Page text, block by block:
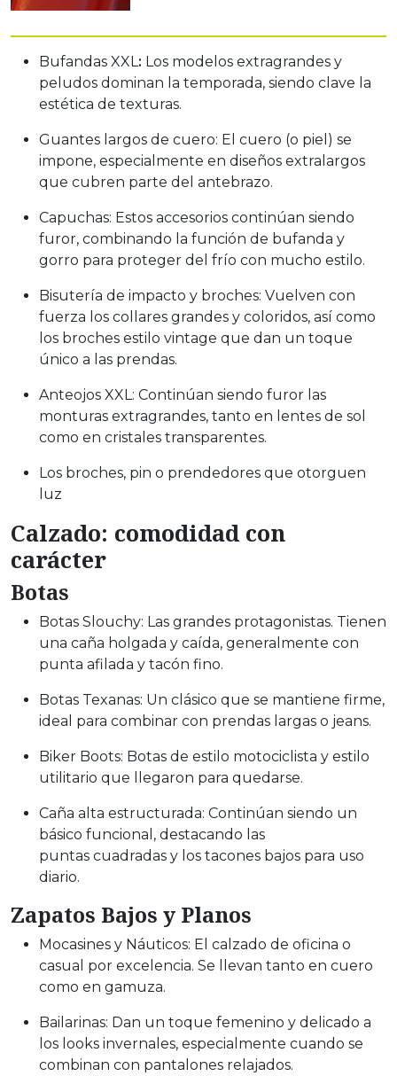
Bufandas XXL: Los modelos extragrandes y
peludos dominan la temporada, siendo clave la
estética de texturas.
Guantes largos de cuero: El cuero (o piel) se
impone, especialmente en diseños extralargos
que cubren parte del antebrazo.
Capuchas: Estos accesorios continúan siendo
furor, combinando la función de bufanda y
gorro para proteger del frío con mucho estilo.
Bisutería de impacto y broches: Vuelven con
fuerza los collares grandes y coloridos, así como
los broches estilo vintage que dan un toque
único a las prendas.
Anteojos XXL: Continúan siendo furor las
monturas extragrandes, tanto en lentes de sol
como en cristales transparentes.
Los broches, pin o prendedores que otorguen
luz
Calzado: comodidad con
carácter
Botas
Botas Slouchy: Las grandes protagonistas. Tienen
una caña holgada y caída, generalmente con
punta afilada y tacón fino.
Botas Texanas: Un clásico que se mantiene firme,
ideal para combinar con prendas largas o jeans.
Biker Boots: Botas de estilo motociclista y estilo
utilitario que llegaron para quedarse.
Caña alta estructurada: Continúan siendo un
básico funcional, destacando las
puntas cuadradas y los tacones bajos para uso
diario.
Zapatos Bajos y Planos
Mocasines y Náuticos: El calzado de oficina o
casual por excelencia. Se llevan tanto en cuero
como en gamuza.
Bailarinas: Dan un toque femenino y delicado a
los looks invernales, especialmente cuando se
combinan con pantalones relajados.